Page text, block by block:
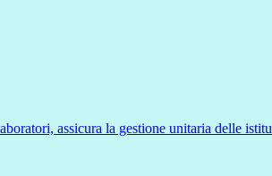
assicura la gestione unitaria delle